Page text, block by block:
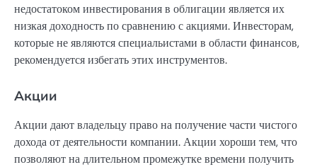
недостатоком инвестирования в облигации является их
низкая доходность по сравнению с акциями. Инвесторам,
которые не являются специальистами в области финансов,
рекомендуется избегать этих инструментов.
Акции
Акции дают владельцу право на получение части чистого
дохода от деятельности компании. Акции хороши тем, что
позволяют на длительном промежутке времени получить